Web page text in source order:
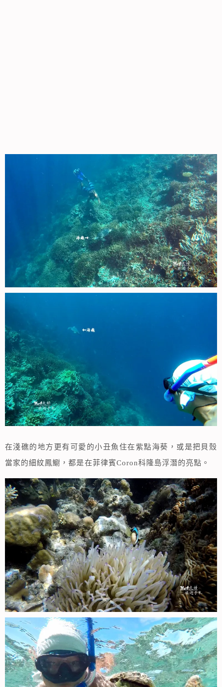
在淺礁的地方更有可愛的小丑魚住在紫點海葵，或是把貝殼
當家的細紋鳳䲁，都是在菲律賓Coron科隆島浮潛的亮點。